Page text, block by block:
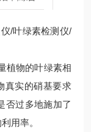
/叶绿素检测仪/
植物的叶绿素相
真实的硝基要求
否过多地施加了
用率。